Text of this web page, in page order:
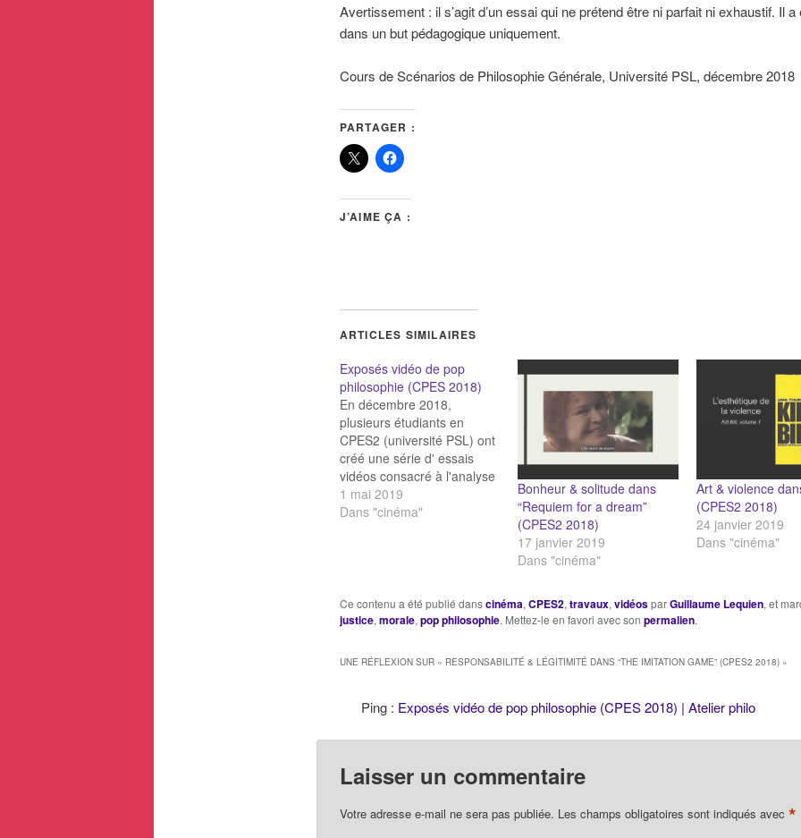
Avertissement : il s’agit d’un essai qui ne prétend être ni parfait ni exhaustif. Il
dans un but pédagogique uniquement.
Cours de Scénarios de Philosophie Générale, Université PSL, décembre 2018
PARTAGER :
J’AIME ÇA :
ARTICLES SIMILAIRES
Exposés vidéo de pop
philosophie (CPES 2018)
En décembre 2018,
plusieurs étudiants en
CPES2 (université PSL) ont
créé une série d' essais
vidéos consacré à l'analyse
philosophique de films & de
séries. Le libre arbitre dans
que habito" Bonheur…
1 mai 2019
Dans "cinéma"
Bonheur & solitude dans
“Requiem for a dream”
(CPES2 2018)
17 janvier 2019
Dans "cinéma"
Art & violence
(CPES2 2018)
24 janvier 2019
Dans "cinéma"
Ce contenu a été publié danscinéma, CPES2, travaux, vidéosparGuillaume Lequien, et
justice, morale, pop philosophie. Mettez-le en favori avec son permalien.
UNE RÉFLEXION SUR « RESPONSABILITÉ & LÉGITIMITÉ DANS “THE IMITATION GAME” (CPES2 2018)»
Ping : Exposés vidéo de pop philosophie (CPES 2018) | Atelier philo
Laisser un commentaire
Votre adresse e-mail ne sera pas publiée. Les champs obligatoires sont indiqués avec *